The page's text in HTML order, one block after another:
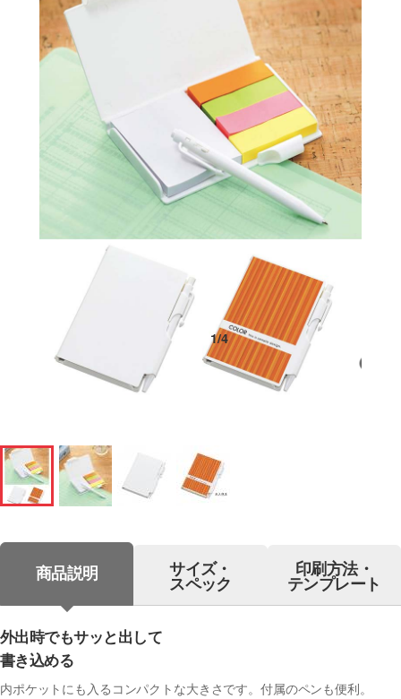
1/4
商品説明 サイズ・
スペック
印刷方法・
テンプレート
外出時でもサッと出して
書き込める
内ポケットにも入るコンパクトな大きさです。付属のペンも便利。